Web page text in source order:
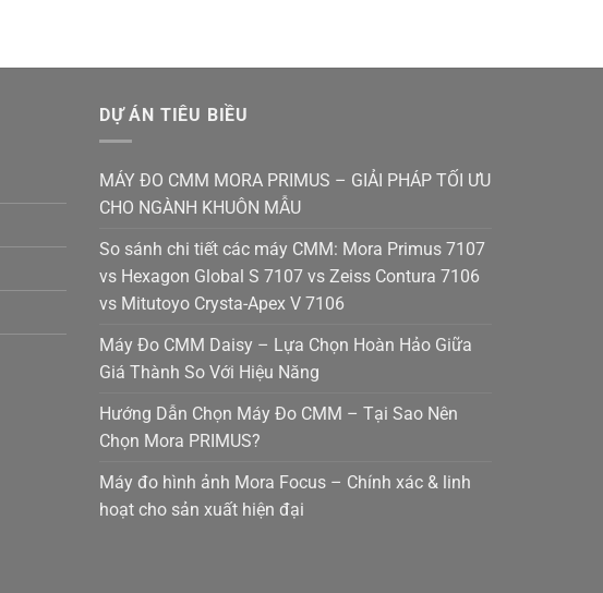
DỰ ÁN TIÊU BIỀU
MÁY ĐO CMM MORA PRIMUS – GIẢI PHÁP TỐI ƯU
CHO NGÀNH KHUÔN MẪU
So sánh chi tiết các máy CMM: Mora Primus 7107
vs Hexagon Global S 7107 vs Zeiss Contura 7106
vs Mitutoyo Crysta-Apex V 7106
Máy Đo CMM Daisy – Lựa Chọn Hoàn Hảo Giữa
Giá Thành So Với Hiệu Năng
Hướng Dẫn Chọn Máy Đo CMM – Tại Sao Nên
Chọn Mora PRIMUS?
Máy đo hình ảnh Mora Focus – Chính xác & linh
hoạt cho sản xuất hiện đại